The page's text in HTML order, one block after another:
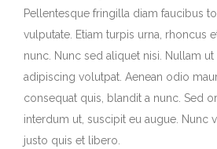
Pellentesque fringilla diam faucibus
vulputate. Etiam turpis urna, rhoncus
nunc. Nunc sed aliquet nisi. Nullam
adipiscing volutpat. Aenean odio
consequat quis, blandit a nunc. Sed
interdum ut, suscipit eu augue. Nunc
justo quis et libero.